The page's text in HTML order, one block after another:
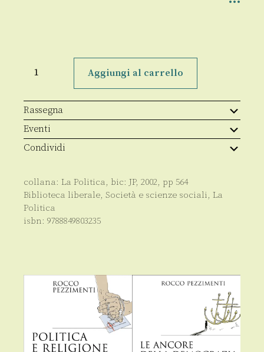
società
difficile
cammino
della
modernità
quantità
Aggiungi al carrello
Rassegna
Eventi
Condividi
collana: La Politica, bic: JP, 2002, pp 564
Biblioteca liberale, Società e scienze sociali, La
Politica
isbn: 9788849803235